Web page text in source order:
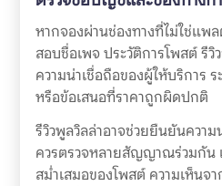
หากจองผ่านช่องทางที่ไม่ใช่แพ
สอบชื่อเพจ ประวัติการโพสต์ รี
ความน่าเชื่อถือของผู้ให้บริการ
หรือข้อเสนอที่ราคาถูกผิดปกติ
รีวิวพูลวิลล่าอาจช่วยยืนยันควา
ควรตรวจหลายสัญญาณร่วมกัน
สม่ำเสมอของโพสต์ ความเห็นจ